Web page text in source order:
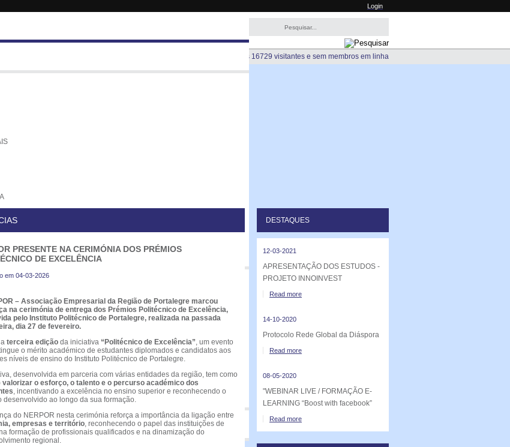
Login
de Excelência Temos 16729 visitantes e sem membros em linha
PRESENTE NA CERIMÓNIA DOS PRÉMIOS
DE EXCELÊNCIA
em 04-03-2026
– Associação Empresarial da Região de Portalegre marcou
na cerimónia de entrega dos Prémios Politécnico de Excelência,
pelo Instituto Politécnico de Portalegre, realizada na passada
dia 27 de fevereiro.
terceira edição da iniciativa “Politécnico de Excelência”, um evento
o mérito académico de estudantes diplomados e candidatos aos
níveis de ensino do Instituto Politécnico de Portalegre.
desenvolvida em parceria com várias entidades da região, tem como
valorizar o esforço, o talento e o percurso académico dos
, incentivando a excelência no ensino superior e reconhecendo o
desenvolvido ao longo da sua formação.
do NERPOR nesta cerimónia reforça a importância da ligação entre
empresas e território, reconhecendo o papel das instituições de
formação de profissionais qualificados e na dinamização do
regional.
DESTAQUES
12-03-2021
APRESENTAÇÃO DOS ESTUDOS -
PROJETO INNOINVEST
Read more
14-10-2020
Protocolo Rede Global da Diáspora
Read more
08-05-2020
"WEBINAR LIVE / FORMAÇÃO E-
LEARNING “Boost with facebook”
Read more